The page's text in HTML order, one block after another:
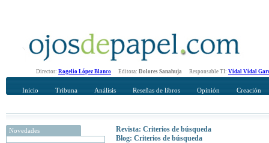
Director: Rogelio López Blanco Editora: Dolores Sanahuja Responsable TI: Vidal Vidal
Inicio Tribuna Análisis Reseñas de libros Opinión Creación
Novedades
Revista: Criterios de búsqueda
Blog: Criterios de búsqueda